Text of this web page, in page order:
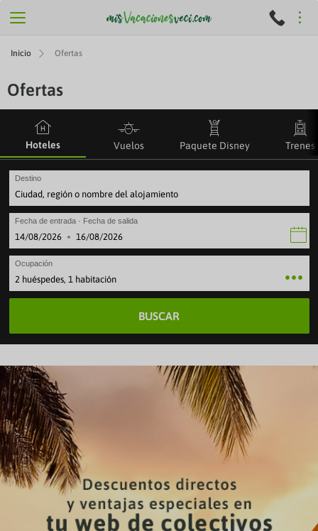
Inicio Ofertas
Ofertas
Hoteles Vuelos Paquete Disney Trenes
Destino
Fecha de entrada · Fecha de salida
·
Ocupación
2 huéspedes, 1 habitación
BUSCAR